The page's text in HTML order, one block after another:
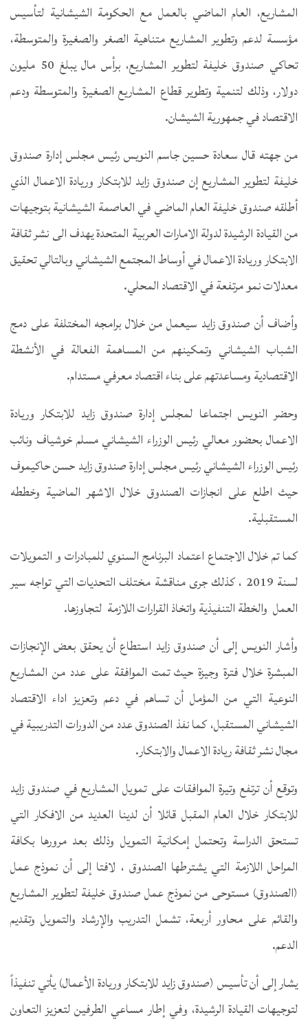
المشاريع، العام الماضي بالعمل مع الحكومة الشيشانية لتأسيس
مؤسسة لدعم وتطوير المشاريع متناهية الصغر والصغيرة والمتوسطة،
تحاكي صندوق خليفة لتطوير المشاريع، برأس مال يبلغ 50 مليون
دولار، وذلك لتنمية وتطوير قطاع المشاريع الصغيرة والمتوسطة ودعم
الاقتصاد في جمهورية الشيشان.
من جهته قال سعادة حسين جاسم النويس رئيس مجلس إدارة صندوق
خليفة لتطوير المشاريع إن صندوق زايد للابتكار وريادة الاعمال الذي
أطلقه صندوق خليفة العام الماضي في العاصمة الشيشانية بتوجيهات
من القيادة الرشيدة لدولة الامارات العربية المتحدة يهدف الى نشر ثقافة
الابتكار وريادة الاعمال في أوساط المجتمع الشيشاني وبالتالي تحقيق
معدلات نمو مرتفعة في الاقتصاد المحلي.
وأضاف أن صندوق زايد سيعمل من خلال برامجه المختلفة على دمج
الشباب الشيشاني وتمكينهم من المساهمة الفعالة في الأنشطة
الاقتصادية ومساعدتهم على بناء اقتصاد معرفي مستدام.
وحضر النويس اجتماعا لمجلس إدارة صندوق زايد للابتكار وريادة
الاعمال بحضور معالي رئيس الوزراء الشيشاني مسلم خوشياف ونائب
رئيس الوزراء الشيشاني رئيس مجلس إدارة صندوق زايد حسن حاكيموف
حيث اطلع على انجازات الصندوق خلال الاشهر الماضية وخططه
المستقبلية.
كما تم خلال الاجتماع اعتماد البرنامج السنوي للمبادرات و التمويلات
لسنة 2019 ، كذلك جرى مناقشة مختلف التحديات التي تواجه سير
العمل والخطة التنفيذية واتخاذ القرارات اللازمة لتجاوزها.
وأشار النويس إلى أن صندوق زايد استطاع أن يحقق بعض الإنجازات
المبشرة خلال فترة وجيزة حيث تمت الموافقة على عدد من المشاريع
النوعية التي من المؤمل أن تساهم في دعم وتعزيز اداء الاقتصاد
الشيشاني المستقبل، كما نفذ الصندوق عدد من الدورات التدريبية في
مجال نشر ثقافة ريادة الاعمال والابتكار.
وتوقع أن ترتفع وتيرة الموافقات على تمويل المشاريع في صندوق زايد
للابتكار خلال العام المقبل قائلا أن لدينا العديد من الافكار التي
تستحق الدراسة وتحتمل إمكانية التمويل وذلك بعد مرورها بكافة
المراحل اللازمة التي يشترطها الصندوق ، لافتا إلى أن نموذج عمل
(الصندوق) مستوحى من نموذج عمل صندوق خليفة لتطوير المشاريع
والقائم على محاور أربعة، تشمل التدريب والإرشاد والتمويل وتقديم
الدعم.
يشار إلى أن تأسيس (صندوق زايد للابتكار وريادة الأعمال) يأتي تنفيذاً
لتوجيهات القيادة الرشيدة، وفي إطار مساعي الطرفين لتعزيز التعاون